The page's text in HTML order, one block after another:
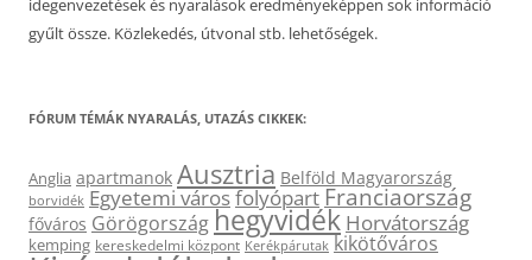
idegenvezetések és nyaralások eredményeképpen sok információ
gyűlt össze. Közlekedés, útvonal stb. lehetőségek.
FÓRUM TÉMÁK NYARALÁS, UTAZÁS CIKKEK:
Anglia apartmanok Ausztria Belföld Magyarország
borvidék Egyetemi városfolyópartFranciaország
főváros Görögországhegyvidék Horvátország
kemping kereskedelmi központ Kerékpárutak kikötőváros